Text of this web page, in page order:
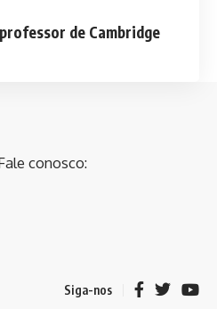
de Cambridge
conosco:
Siga-nos